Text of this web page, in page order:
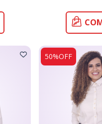
50%OFF